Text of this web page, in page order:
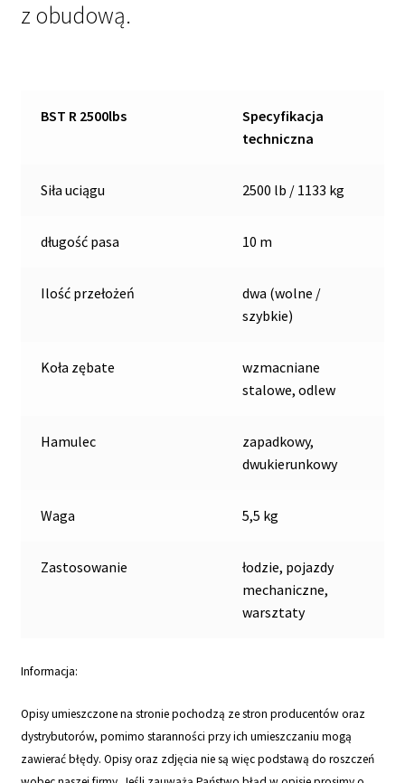
z obudową.
BST R 2500lbs
Specyfikacja
techniczna
Siła uciągu 2500 lb / 1133 kg
długość pasa 10 m
Ilość przełożeń
dwa (wolne /
szybkie)
Koła zębate
wzmacniane
stalowe, odlew
Hamulec
zapadkowy,
dwukierunkowy
Waga 5,5 kg
Zastosowanie
łodzie, pojazdy
mechaniczne,
warsztaty
Informacja:
Opisy umieszczone na stronie pochodzą ze stron producentów oraz
dystrybutorów, pomimo staranności przy ich umieszczaniu mogą
zawierać błędy. Opisy oraz zdjęcia nie są więc podstawą do roszczeń